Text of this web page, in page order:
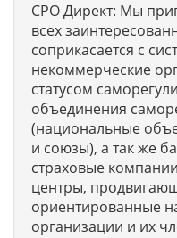
СРО Директ: Мы
всех
соприкасается с
некоммерческие
статусом
объединения
(национальные
и союзы), а так же
страховые
центры,
ориентированные
организации и их